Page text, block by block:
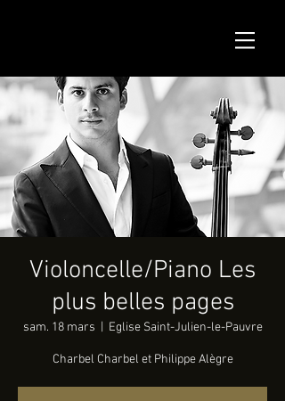
Violoncelle/Piano Les
plus belles pages
sam. 18 mars Eglise Saint-Julien-le-Pauvre
Charbel Charbel et Philippe Alègre